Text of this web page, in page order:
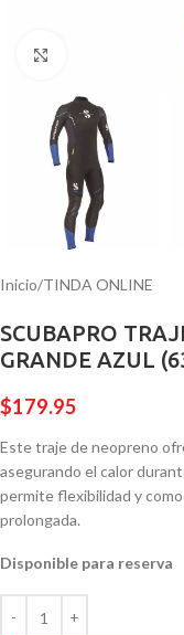
Inicio/TINDA ONLINE
SCUBAPRO
GRANDE AZUL
$179.95
Este traje de neopreno
asegurando el calor
permite flexibilidad y
prolongada.
Disponible para reserva